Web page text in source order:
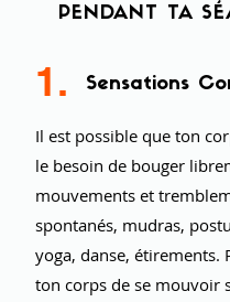
PENDANT TA
1. Sensations
Il est possible que ton
le besoin de bouger
mouvements et
spontanés, mudras,
yoga, danse, étirements.
ton corps de se mouvoir